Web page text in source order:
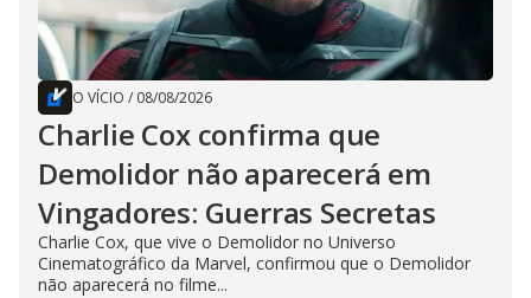
O VÍCIO / 08/08/2026
Charlie Cox confirma que
Demolidor não aparecerá em
Vingadores: Guerras Secretas
Charlie Cox, que vive o Demolidor no Universo
Cinematográfico da Marvel, confirmou que o Demolidor
não aparecerá no filme...